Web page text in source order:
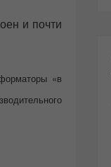
и почти
«в